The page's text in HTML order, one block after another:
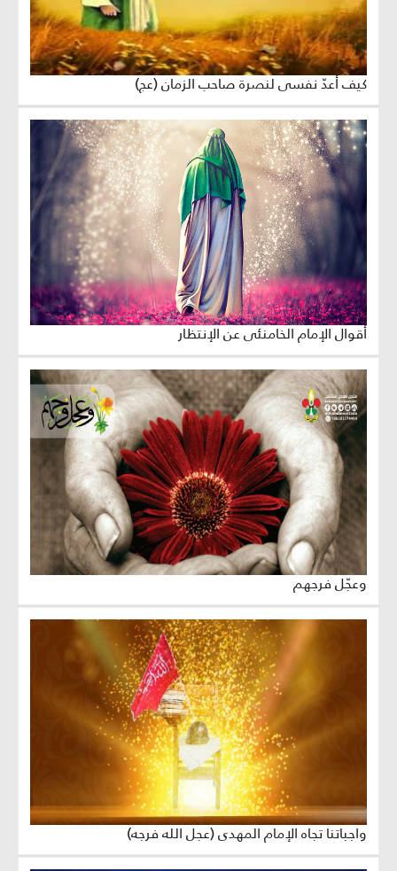
كيف أعدّ نفسي لنصرة صاحب الزمان (عج)
أقوال الإمام الخامنئي عن الإنتظار
وعجّل فرجهم
واجباتنا تجاه الإمام المهدي (عجل الله فرجه)